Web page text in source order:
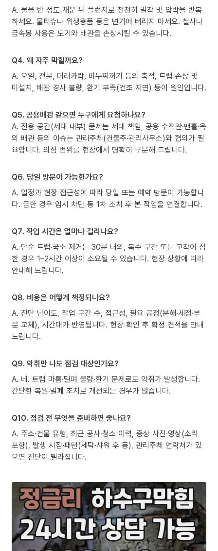
A. 물을 반 정도 채운 뒤 플런저로 천천히 밀착 및 압박을 반복
하세요. 물티슈나 위생용품 등은 변기에 버리지 마세요. 철사나
금속봉 사용은 도기와 배관을 손상시킬 수 있습니다.
Q4. 왜 자주 막힐까요?
A. 오일, 전분, 머리카락, 비누찌꺼기 등의 축적, 트랩 손상 및
미설치, 배관 경사 불량, 환기 부족(건조 지연) 등이 원인입니다.
Q5. 공용배관 같으면 누구에게 요청하나요?
A. 전용 공간(세대 내부) 문제는 세대 책임, 공용 수직관·맨홀·옥
외 배관 등의 이슈는 관리주체(건물주·관리사무소)와 협의가 필
요합니다. 의심 범위를 현장에서 명확히 구분해 드립니다.
Q6. 당일 방문이 가능한가요?
A. 일정과 현장 접근성에 따라 당일 또는 예약 방문이 가능합니
다. 급한 경우 임시 차단 등 1차 조치 후 본 작업을 연결합니다.
Q7. 작업 시간은 얼마나 걸리나요?
A. 단순 트랩·국소 제거는 30분 내외, 복수 구간 또는 고착이 심
한 경우 1–2시간 이상이 소요될 수 있습니다. 현장 상황에 따라
안내해 드립니다.
Q8. 비용은 어떻게 책정되나요?
A. 진단 난이도, 작업 구간 수, 접근성, 필요 공정(분해·세정·부
분 교체), 시간대가 반영됩니다. 현장 확인 후 확정 견적을 안내
드립니다.
Q9. 악취만 나도 점검 대상인가요?
A. 네. 트랩 마름·밀폐 불량·환기 문제로도 악취가 발생합니다.
간단한 복원·밀폐 조치로 개선되는 경우가 많습니다.
Q10. 점검 전 무엇을 준비하면 좋나요?
A. 주소·건물 유형, 최근 공사·청소 이력, 증상 사진·영상(소리
포함), 발생 시점·패턴(세탁·샤워 후 등), 관리주체 연락처가 있
으면 진단이 빨라집니다.